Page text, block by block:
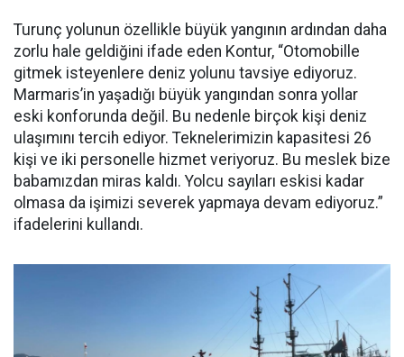
Turunç yolunun özellikle büyük yangının ardından daha
zorlu hale geldiğini ifade eden Kontur, “Otomobille
gitmek isteyenlere deniz yolunu tavsiye ediyoruz.
Marmaris’in yaşadığı büyük yangından sonra yollar
eski konforunda değil. Bu nedenle birçok kişi deniz
ulaşımını tercih ediyor. Teknelerimizin kapasitesi 26
kişi ve iki personelle hizmet veriyoruz. Bu meslek bize
babamızdan miras kaldı. Yolcu sayıları eskisi kadar
olmasa da işimizi severek yapmaya devam ediyoruz.”
ifadelerini kullandı.